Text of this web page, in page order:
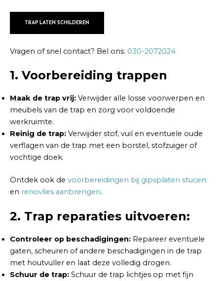
TRAP LATEN SCHILDEREN
Vragen of snel contact? Bel ons: 030-2072024
1. Voorbereiding trappen
Maak de trap vrij: Verwijder alle losse voorwerpen en
meubels van de trap en zorg voor voldoende
werkruimte.
Reinig de trap: Verwijder stof, vuil en eventuele oude
verflagen van de trap met een borstel, stofzuiger of
vochtige doek.
Ontdek ook de voorbereidingen bij gipsplaten stucen
en renovlies aanbrengen.
2. Trap reparaties uitvoeren:
Controleer op beschadigingen: Repareer eventuele
gaten, scheuren of andere beschadigingen in de trap
met houtvuller en laat deze volledig drogen.
Schuur de trap: Schuur de trap lichtjes op met fijn